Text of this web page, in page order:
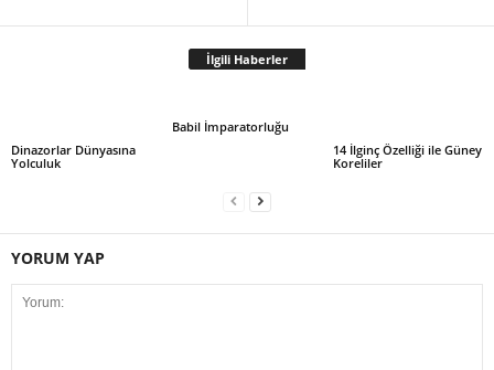
İlgili Haberler
Dinazorlar Dünyasına
Yolculuk
Babil İmparatorluğu
14 İlginç Özelliği ile Güney
Koreliler
YORUM YAP